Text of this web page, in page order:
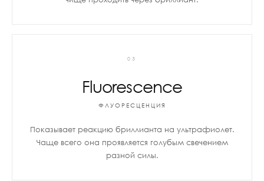
03
Fluorescence
ФЛУОРЕСЦЕНЦИЯ
Показывает реакцию бриллианта на ультрафиолет.
Чаще всего она проявляется голубым свечением
разной силы.